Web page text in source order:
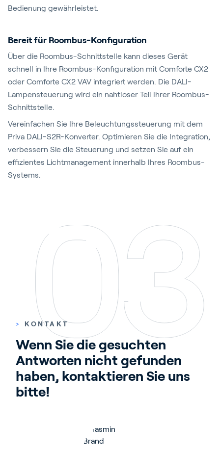
Bedienung gewährleistet.
Bereit für Roombus-Konfiguration
Über die Roombus-Schnittstelle kann dieses Gerät
schnell in Ihre Roombus-Konfiguration mit Comforte CX2
oder Comforte CX2 VAV integriert werden. Die DALI-
Lampensteuerung wird ein nahtloser Teil Ihrer Roombus-
Schnittstelle.
Vereinfachen Sie Ihre Beleuchtungssteuerung mit dem
Priva DALI-S2R-Konverter. Optimieren Sie die Integration,
verbessern Sie die Steuerung und setzen Sie auf ein
effizientes Lichtmanagement innerhalb Ihres Roombus-
Systems.
> KONTAKT
Wenn Sie die gesuchten
Antworten nicht gefunden
haben, kontaktieren Sie uns
bitte!